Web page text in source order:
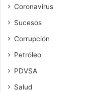
Coronavirus
Sucesos
Corrupción
Petróleo
PDVSA
Salud